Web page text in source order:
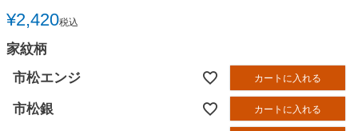
¥2,420税込
家紋柄
市松エンジ
カートに入れる
市松銀 カートに入れる